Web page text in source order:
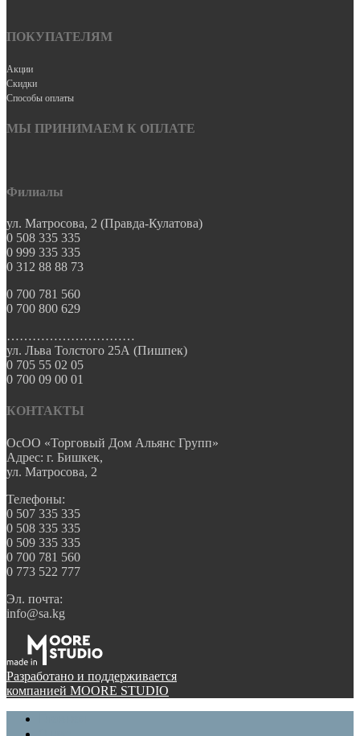
ПОКУПАТЕЛЯМ
Акции
Скидки
Способы оплаты
МЫ ПРИНИМАЕМ К ОПЛАТЕ
Филиалы
ул. Матросова, 2 (Правда-Кулатова)
0 508 335 335
0 999 335 335
0 312 88 88 73
0 700 781 560
0 700 800 629
…………………………
ул. Льва Толстого 25А (Пишпек)
0 705 55 02 05
0 700 09 00 01
КОНТАКТЫ
ОсОО «Торговый Дом Альянс Групп»
Адрес: г. Бишкек,
ул. Матросова, 2
Телефоны:
0 507 335 335
0 508 335 335
0 509 335 335
0 700 781 560
0 773 522 777
Эл. почта:
info@sa.kg
Разработано и поддерживается
компанией MOORE STUDIO